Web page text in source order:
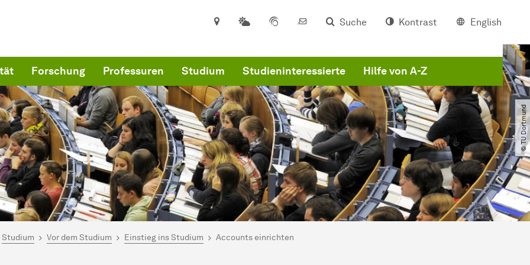
Suche Kontrast English
Forschung Professuren Studium Studieninteressierte Hilfe von A-Z
© TU Dortmund
hier:
für Informatik
Studium Vor dem Studium Einstieg ins Studium Accounts einrichten